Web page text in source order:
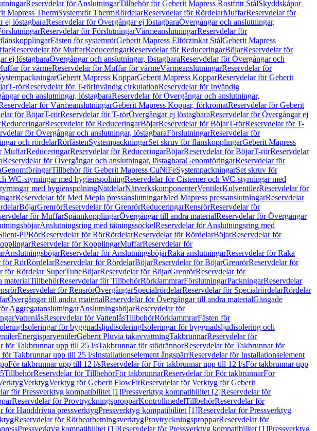
Reservdelar för AnslutningarTillbehör för Geberit Mapress Rostfritt StålSkyddskåpor
Mapress ThermSystemrör ThermRördelarReservdelar för RördelarMuffarReservdelar för
ej löstagbaraReservdelar för Övergångar ej löstagbaraÖvergångar och anslutningar,
Reservdelar för FörslutningarVärmeanslutningarReservdelar för
Fästen för systemrörGeberit Mapress Elförzinkat StålGeberit Mapress
Reservdelar för MuffarReduceringarReservdelar för ReduceringarBöjarReservdelar för
ej löstagbaraÖvergångar och anslutningar, löstagbaraReservdelar för Övergångar och
för värmeReservdelar för Muffar för värmeVärmeanslutningarReservdelar för
Geberit Mapress KopparGeberit Mapress KopparReservdelar för Geberit
T-rörReservdelar för T-rörInvändig cirkulationReservdelar för Invändig
och anslutningar, löstagbaraReservdelar för Övergångar och anslutningar,
för VärmeanslutningarGeberit Mapress Koppar, förkromatReservdelar för Geberit
för BöjarT-rörReservdelar för T-rörÖvergångar ej löstagbaraReservdelar för Övergångar ej
ReduceringarReservdelar för ReduceringarBöjarReservdelar för BöjarT-rörReservdelar för T-
för Övergångar och anslutningar, löstagbaraFörslutningarReservdelar för
och rördelarRörfästenSystempackningarSet skruv för flänskopplingarGeberit Mapress
MuffarReduceringarReservdelar för ReduceringarBöjarReservdelar för BöjarT-rörReservdelar
Reservdelar för Övergångar och anslutningar, löstagbaraGenomföringarReservdelar för
GenomföringarTillbehör för Geberit Mapress CuNiFeSystempackningarSet skruv för
WC-styrningar med hygienspolningReservdelar för Cisterner och WC-styrningar med
med hygienspolningNätdelarNätverkskomponenterVentilerKulventilerReservdelar för
Reservdelar för Med Mepla pressanslutningarMed Mapress pressanslutningarReservdelar
BöjarGrenrörReservdelar för GrenrörReduceringarRensrörReservdelar för
för MuffarSpännkopplingarÖvergångar till andra materialReservdelar för Övergångar
Anslutningsring med tätningssockelReservdelar för Anslutningsring med
PPRörReservdelar för RörRördelarReservdelar för RördelarBöjarReservdelar för
Reservdelar för KopplingarMuffarReservdelar för
AnslutningsböjarReservdelar för AnslutningsböjarRaka anslutningarReservdelar för Raka
för RörRördelarReservdelar för RördelarBöjarReservdelar för BöjarGrenrörReservdelar för
för Rördelar SuperTubeBöjarReservdelar för BöjarGrenrörReservdelar för
materialTillbehörReservdelar för TillbehörRörklammrarFörslutningarPackningarReservdelar
Reservdelar för RensrörÖvergångarSpecialrördelarReservdelar för SpecialrördelarRördelar
Övergångar till andra materialReservdelar för Övergångar till andra materialGängade
AggregatanslutningarAnslutningsböjarReservdelar för
VattenlåsReservdelar för VattenlåsTillbehörRörklammrarFästen för
Isoleringar för byggnadsljudisoleringIsoleringar för byggnadsljudisolering och
EnergisparventilerGeberit Pluvia takavvattningTakbrunnarReservdelar för
för Takbrunnar upp till 25 l/sTakbrunnar för stödrännorReservdelar för Takbrunnar för
för Takbrunnar upp till 25 l/sInstallationselement ångspärrReservdelar för Installationselement
För takbrunnar upp till 12 l/sReservdelar för För takbrunnar upp till 12 l/sFör takbrunnar upp
TillbehörReservdelar för TillbehörFör takbrunnarReservdelar för För takbrunnarFör
VerktygVerktyg för Geberit FlowFitReservdelar för Verktyg för Geberit
för Pressverktyg kompatibilitet [1]Pressverktyg kompatibilitet [2]Reservdelar för
Reservdelar för ProvtryckningspropparKontrollmedelTillbehörReservdelar för
för Handdrivna pressverktygPressverktyg kompatibilitet [1]Reservdelar för Pressverktyg
Reservdelar för RörbearbetningsverktygProvtryckningspropparReservdelar för
Pressverktyg kompatibilitet [1]Reservdelar för Pressverktyg kompatibilitet [1]Pressverktyg